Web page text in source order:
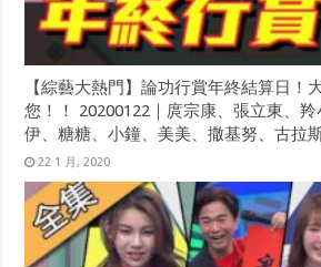
【綜藝大熱門】論功行賞年終結算日！
您！！ 20200122｜庹宗康、張立東、
伊、糖糖、小鐘、美美、撒基努、古拉
22 1 月, 2020